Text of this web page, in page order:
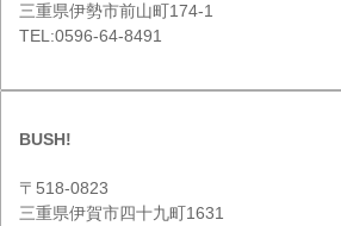
三重県伊勢市前山町174-1
TEL:0596-64-8491
BUSH!
〒518-0823
三重県伊賀市四十九町1631